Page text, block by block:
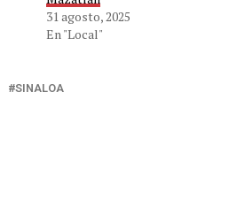
31 agosto, 2025
En "Local"
SINALOA